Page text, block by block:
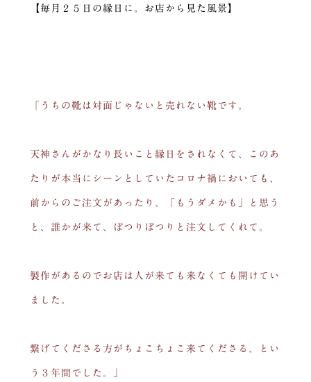
【毎月２５日の縁日に。お店から見た風景】
「うちの靴は対面じゃないと売れない靴です。
天神さんがかなり長いこと縁日をされなくて、このあ
たりが本当にシーンとしていたコロナ禍においても、
前からのご注文があったり、「もうダメかも」と思う
と、誰かが来て、ぽつりぽつりと注文してくれて。
製作があるのでお店は人が来ても来なくても開けてい
ました。
繋げてくださる方がちょこちょこ来てくださる、とい
う３年間でした。」